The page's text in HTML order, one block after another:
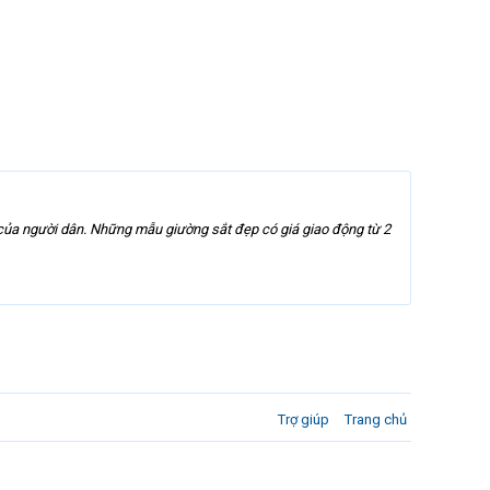
người dân. Những mẫu giường sắt đẹp có giá giao động từ 2
Trợ giúp Trang chủ